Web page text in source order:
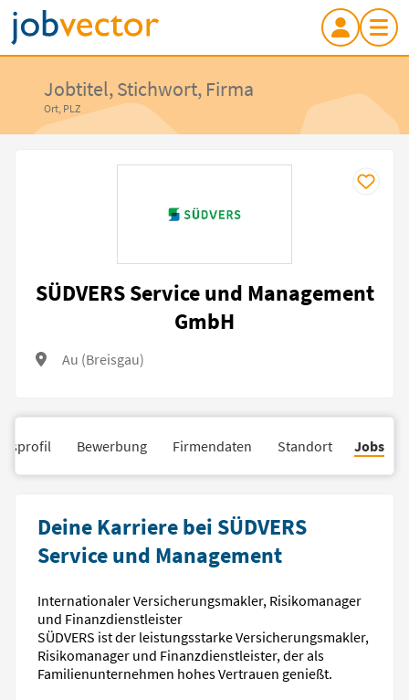
Jobtitel, Stichwort, Firma
Ort, PLZ
SÜDVERS Service und Management
GmbH
Au (Breisgau)
Bewerbung Firmendaten Standort Jobs
Deine Karriere bei SÜDVERS
Service und Management
Internationaler Versicherungsmakler, Risikomanager
und Finanzdienstleister
SÜDVERS ist der leistungsstarke Versicherungsmakler,
Risikomanager und Finanzdienstleister, der als
Familienunternehmen hohes Vertrauen genießt.